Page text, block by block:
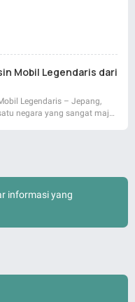
Mobil Legendaris dari
Legendaris – Jepang,
negara yang sangat maj…
informasi yang